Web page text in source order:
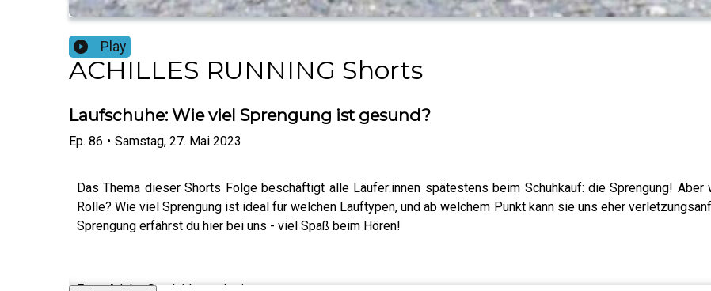
Play
ACHILLES RUNNING Shorts
Laufschuhe: Wie viel Sprengung ist gesund?
Ep. 86 • Samstag, 27. Mai 2023
Das Thema dieser Shorts Folge beschäftigt alle Läufer:innen spätestens beim Schuhkauf: die Sprengung!
Rolle? Wie viel Sprengung ist ideal für welchen Lauftypen, und ab welchem Punkt kann sie uns eher
Sprengung erfährst du hier bei uns - viel Spaß beim Hören!